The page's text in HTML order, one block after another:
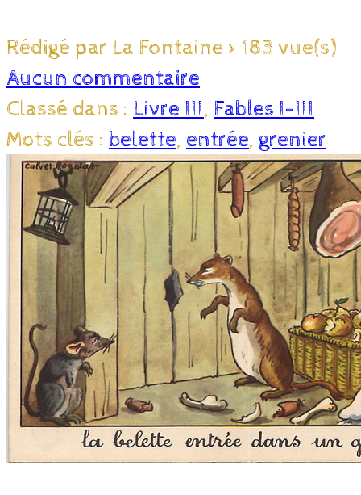
Rédigé par La Fontaine > 183 vue(s)
Aucun commentaire
Classé dans : Livre III, Fables I-III
Mots clés : belette, entrée, grenier